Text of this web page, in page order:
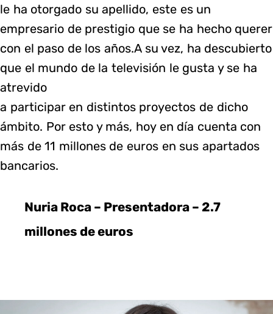
le ha otorgado su apellido, este es un
empresario de prestigio que se ha hecho querer
con el paso de los años.A su vez, ha descubierto
que el mundo de la televisión le gusta y se ha
atrevido
a participar en distintos proyectos de dicho
ámbito. Por esto y más, hoy en día cuenta con
más de 11 millones de euros en sus apartados
bancarios.
Nuria Roca – Presentadora – 2.7
millones de euros